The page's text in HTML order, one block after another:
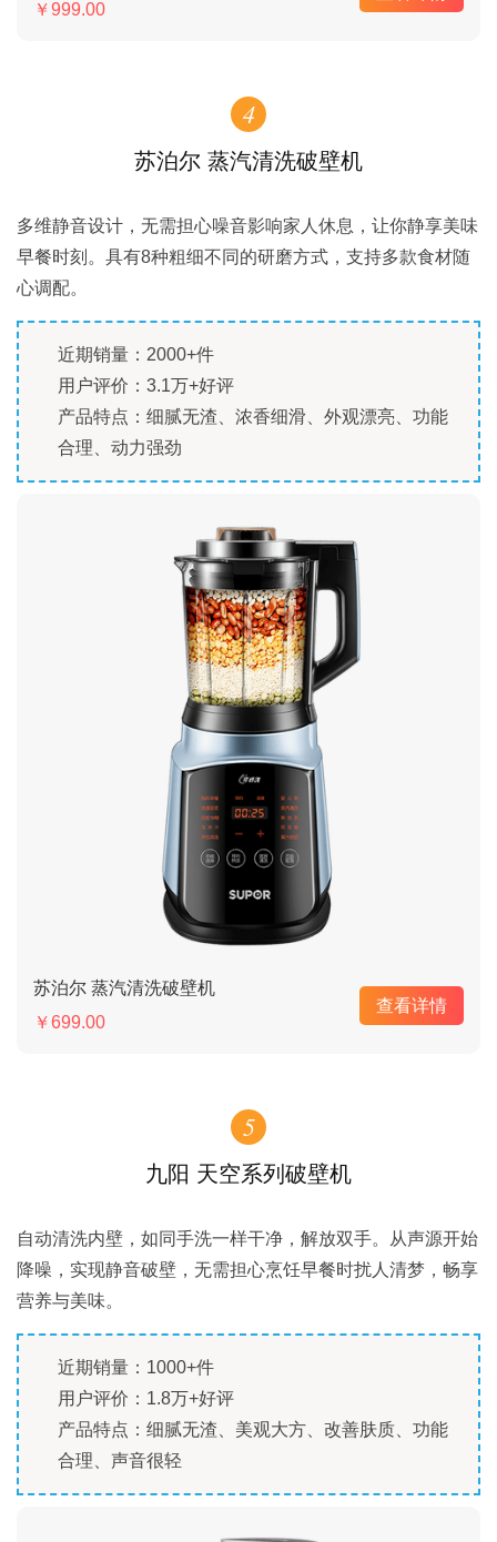
￥999.00
4
苏泊尔 蒸汽清洗破壁机
多维静音设计，无需担心噪音影响家人休息，让你静享美味
早餐时刻。具有8种粗细不同的研磨方式，支持多款食材随
心调配。
近期销量：2000+件
用户评价：3.1万+好评
产品特点：细腻无渣、浓香细滑、外观漂亮、功能
合理、动力强劲
苏泊尔 蒸汽清洗破壁机
￥699.00
查看详情
5
九阳 天空系列破壁机
自动清洗内壁，如同手洗一样干净，解放双手。从声源开始
降噪，实现静音破壁，无需担心烹饪早餐时扰人清梦，畅享
营养与美味。
近期销量：1000+件
用户评价：1.8万+好评
产品特点：细腻无渣、美观大方、改善肤质、功能
合理、声音很轻